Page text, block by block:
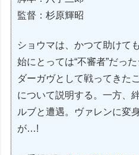
監督：杉原輝昭
ショウマは、かつて助けて
始にとっては“不審者”だっ
ダーガヴとして戦ってきた
について説明する。一方、
ルブと遭遇。ヴァレンに変
が…!